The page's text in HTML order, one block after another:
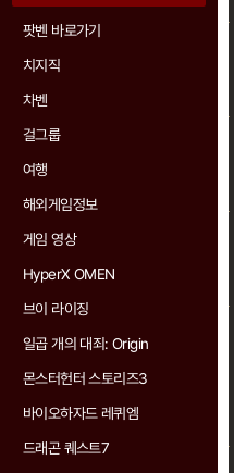
팟벤 바로가기
치지직
차벤
걸그룹
여행
해외게임정보
게임 영상
HyperX OMEN
브이 라이징
일곱 개의 대죄: Origin
몬스터헌터 스토리즈3
바이오하자드 레퀴엠
드래곤 퀘스트7